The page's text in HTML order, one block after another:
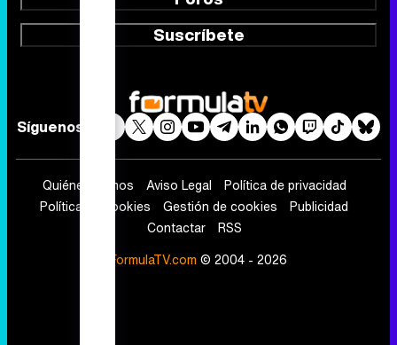
Suscríbete
Síguenos
Quiénes somos Aviso Legal
Política de privacidad
Política de cookies
Gestión de cookies
Publicidad
Contactar
RSS
FormulaTV.com © 2004 - 2026